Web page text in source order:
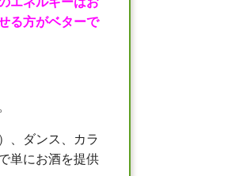
る方がベターで
、ダンス、カラ
単にお酒を提供